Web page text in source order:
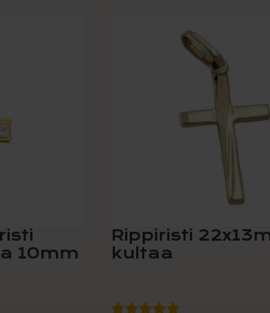
10mm
Rippiristi
kultaa